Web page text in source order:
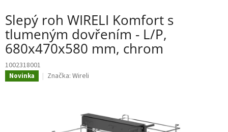
Slepý roh WIRELI Komfort s
tlumeným dovřením - L/P,
680x470x580 mm, chrom
1002318001
Novinka Značka: Wireli